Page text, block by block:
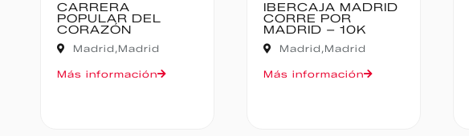
IBERCAJA MADRID
CORRE POR
MADRID – 10K
Madrid,Madrid
Más información
MEDIO MARATÓN
BAJO PAS
Cantabria,
Oruña de Piélagos
Más información